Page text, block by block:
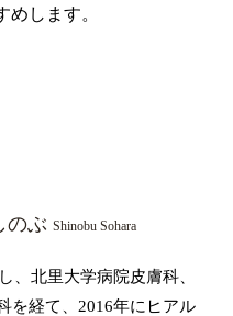
めします。
のぶShinobu Sohara
、北里大学病院皮膚科、
を経て、2016年にヒアル